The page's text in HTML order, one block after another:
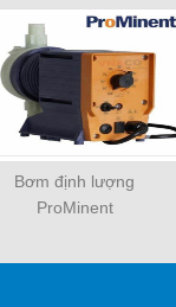
Bơm định lượng
ProMinent